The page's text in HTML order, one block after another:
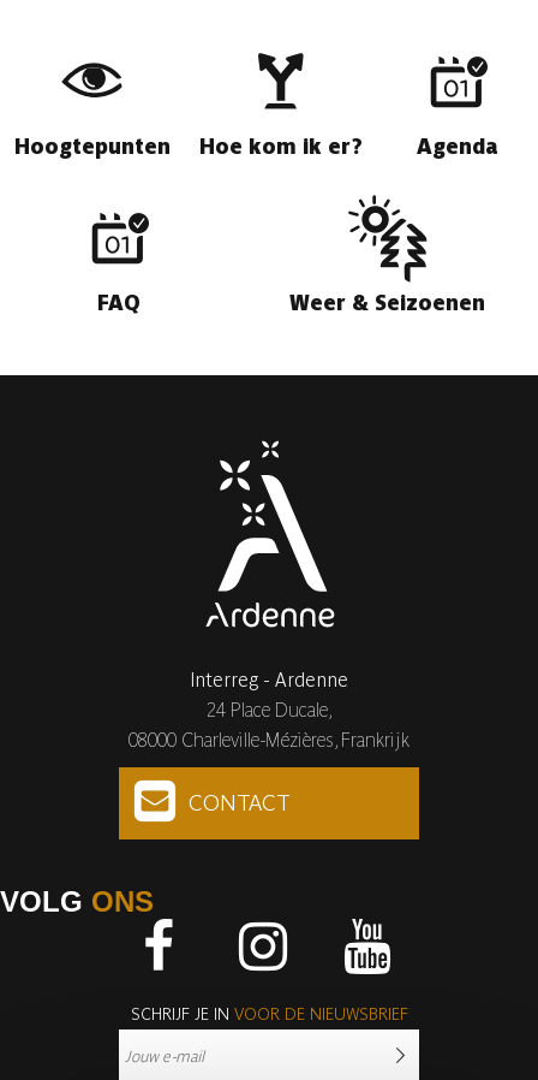
Hoogtepunten Hoe kom ik er? Agenda
FAQ Weer & Seizoenen
Interreg - Ardenne
24 Place Ducale,
08000 Charleville-Mézières, Frankrijk
CONTACT
VOLG ONS
SCHRIJF JE IN VOOR DE NIEUWSBRIEF